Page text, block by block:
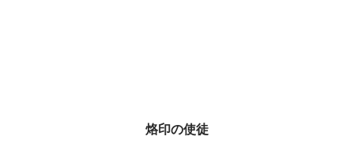
烙印の使徒